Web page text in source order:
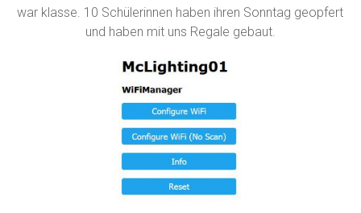
war klasse. 10 Schülerinnen haben ihren Sonntag geopfert
und haben mit uns Regale gebaut.